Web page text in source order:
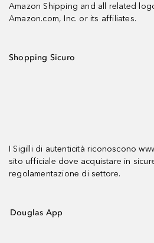
Amazon Shipping and all related
Amazon.com, Inc. or its affiliates.
Shopping Sicuro
I Sigilli di autenticità riconoscono
sito ufficiale dove acquistare in
regolamentazione di settore.
Douglas App